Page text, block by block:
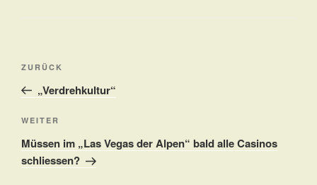
Beitragsnavigation
Vorheriger
Beitrag
ZURÜCK
„Verdrehkultur“
Nächster
Beitrag
WEITER
Müssen im „Las Vegas der Alpen“ bald alle Casinos
schliessen?